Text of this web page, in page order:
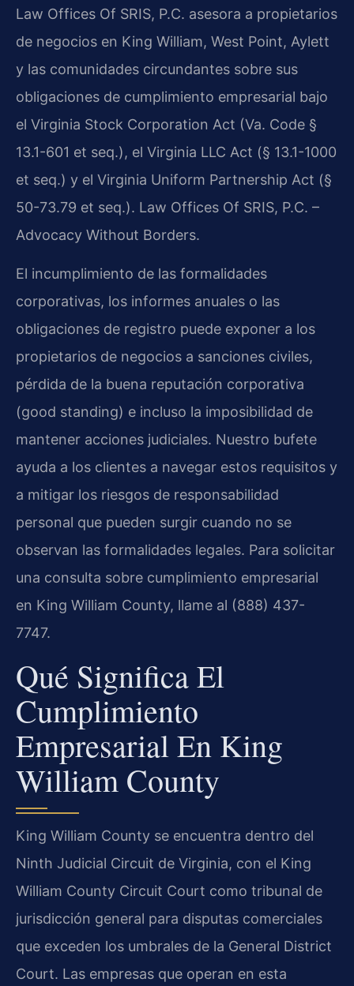
Law Offices Of SRIS, P.C. asesora a propietarios
de negocios en King William, West Point, Aylett
y las comunidades circundantes sobre sus
obligaciones de cumplimiento empresarial bajo
el Virginia Stock Corporation Act (Va. Code §
13.1-601 et seq.), el Virginia LLC Act (§ 13.1-1000
et seq.) y el Virginia Uniform Partnership Act (§
50-73.79 et seq.). Law Offices Of SRIS, P.C. –
Advocacy Without Borders.
El incumplimiento de las formalidades
corporativas, los informes anuales o las
obligaciones de registro puede exponer a los
propietarios de negocios a sanciones civiles,
pérdida de la buena reputación corporativa
(good standing) e incluso la imposibilidad de
mantener acciones judiciales. Nuestro bufete
ayuda a los clientes a navegar estos requisitos y
a mitigar los riesgos de responsabilidad
personal que pueden surgir cuando no se
observan las formalidades legales. Para solicitar
una consulta sobre cumplimiento empresarial
en King William County, llame al (888) 437-
7747.
Qué Significa El
Cumplimiento
Empresarial En King
William County
King William County se encuentra dentro del
Ninth Judicial Circuit de Virginia, con el King
William County Circuit Court como tribunal de
jurisdicción general para disputas comerciales
que exceden los umbrales de la General District
Court. Las empresas que operan en esta